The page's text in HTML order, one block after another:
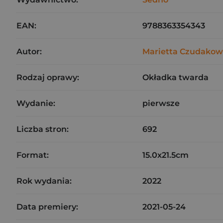
EAN: 9788363354343
Autor: Marietta
Rodzaj oprawy: Okładka twarda
Wydanie: pierwsze
Liczba stron: 692
Format: 15.0x21.5cm
Rok wydania: 2022
Data premiery: 2021-05-24